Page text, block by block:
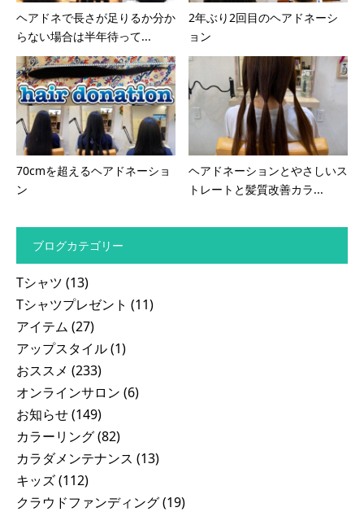
ヘアドネで長さが足りるか分か
らない場合は半年待って...
2年ぶり2回目のヘアドネーシ
ョン
70cmを超えるヘアドネーショ
ン
ヘアドネーションとやさしいス
トレートと髪質改善カラ...
ブログカテゴリー
Tシャツ (13)
Tシャツプレゼント (11)
アイテム (27)
アップスタイル(1)
おススメ (233)
オンラインサロン (6)
お知らせ(149)
カラーリング(82)
カラダメンテナンス (13)
キッズ(112)
クラウドファンディング(19)